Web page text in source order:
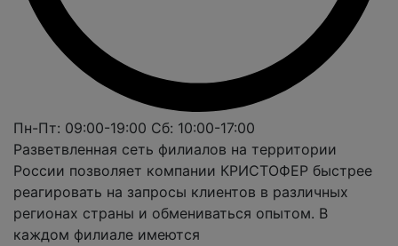
Пн-Пт: 09:00-19:00 Сб: 10:00-17:00
Разветвленная сеть филиалов на территории
России позволяет компании КРИСТОФЕР быстрее
реагировать на запросы клиентов в различных
регионах страны и обмениваться опытом. В
каждом филиале имеются